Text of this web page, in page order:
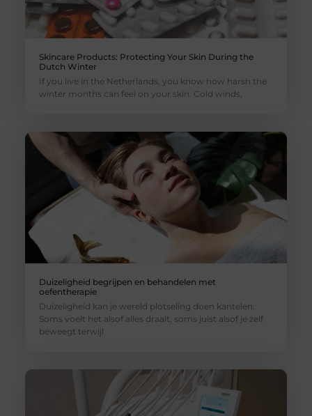
Skincare Products: Protecting Your Skin During the
Dutch Winter
If you live in the Netherlands, you know how harsh the
winter months can feel on your skin. Cold winds,
Duizeligheid begrijpen en behandelen met
oefentherapie
Duizeligheid kan je wereld plotseling doen kantelen.
Soms voelt het alsof alles draait, soms juist alsof je zelf
beweegt terwijl